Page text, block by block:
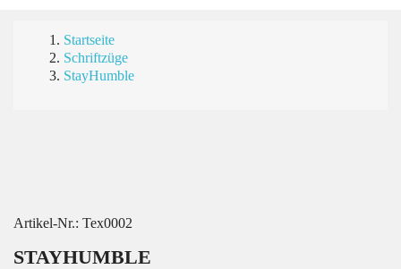
Startseite
Schriftzüge
StayHumble
Artikel-Nr.: Tex0002
STAYHUMBLE